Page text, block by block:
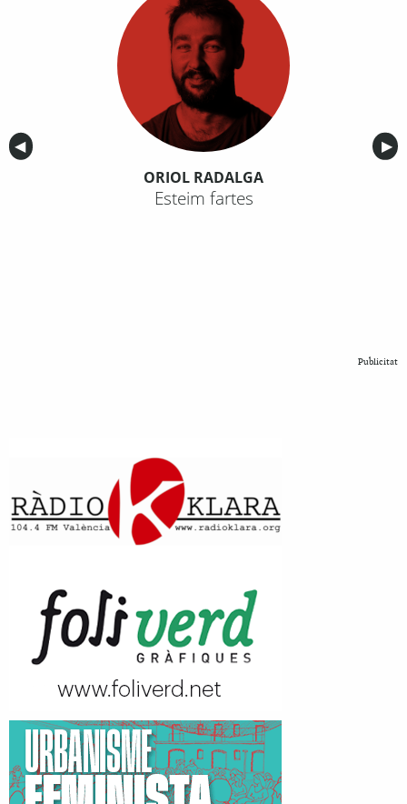
Anterior
◀︎ ▶︎
ORIOL RADALGA
Esteim fartes
Publicitat